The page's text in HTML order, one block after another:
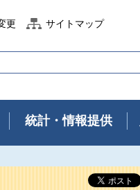
更
サイトマップ
統計・情報提供